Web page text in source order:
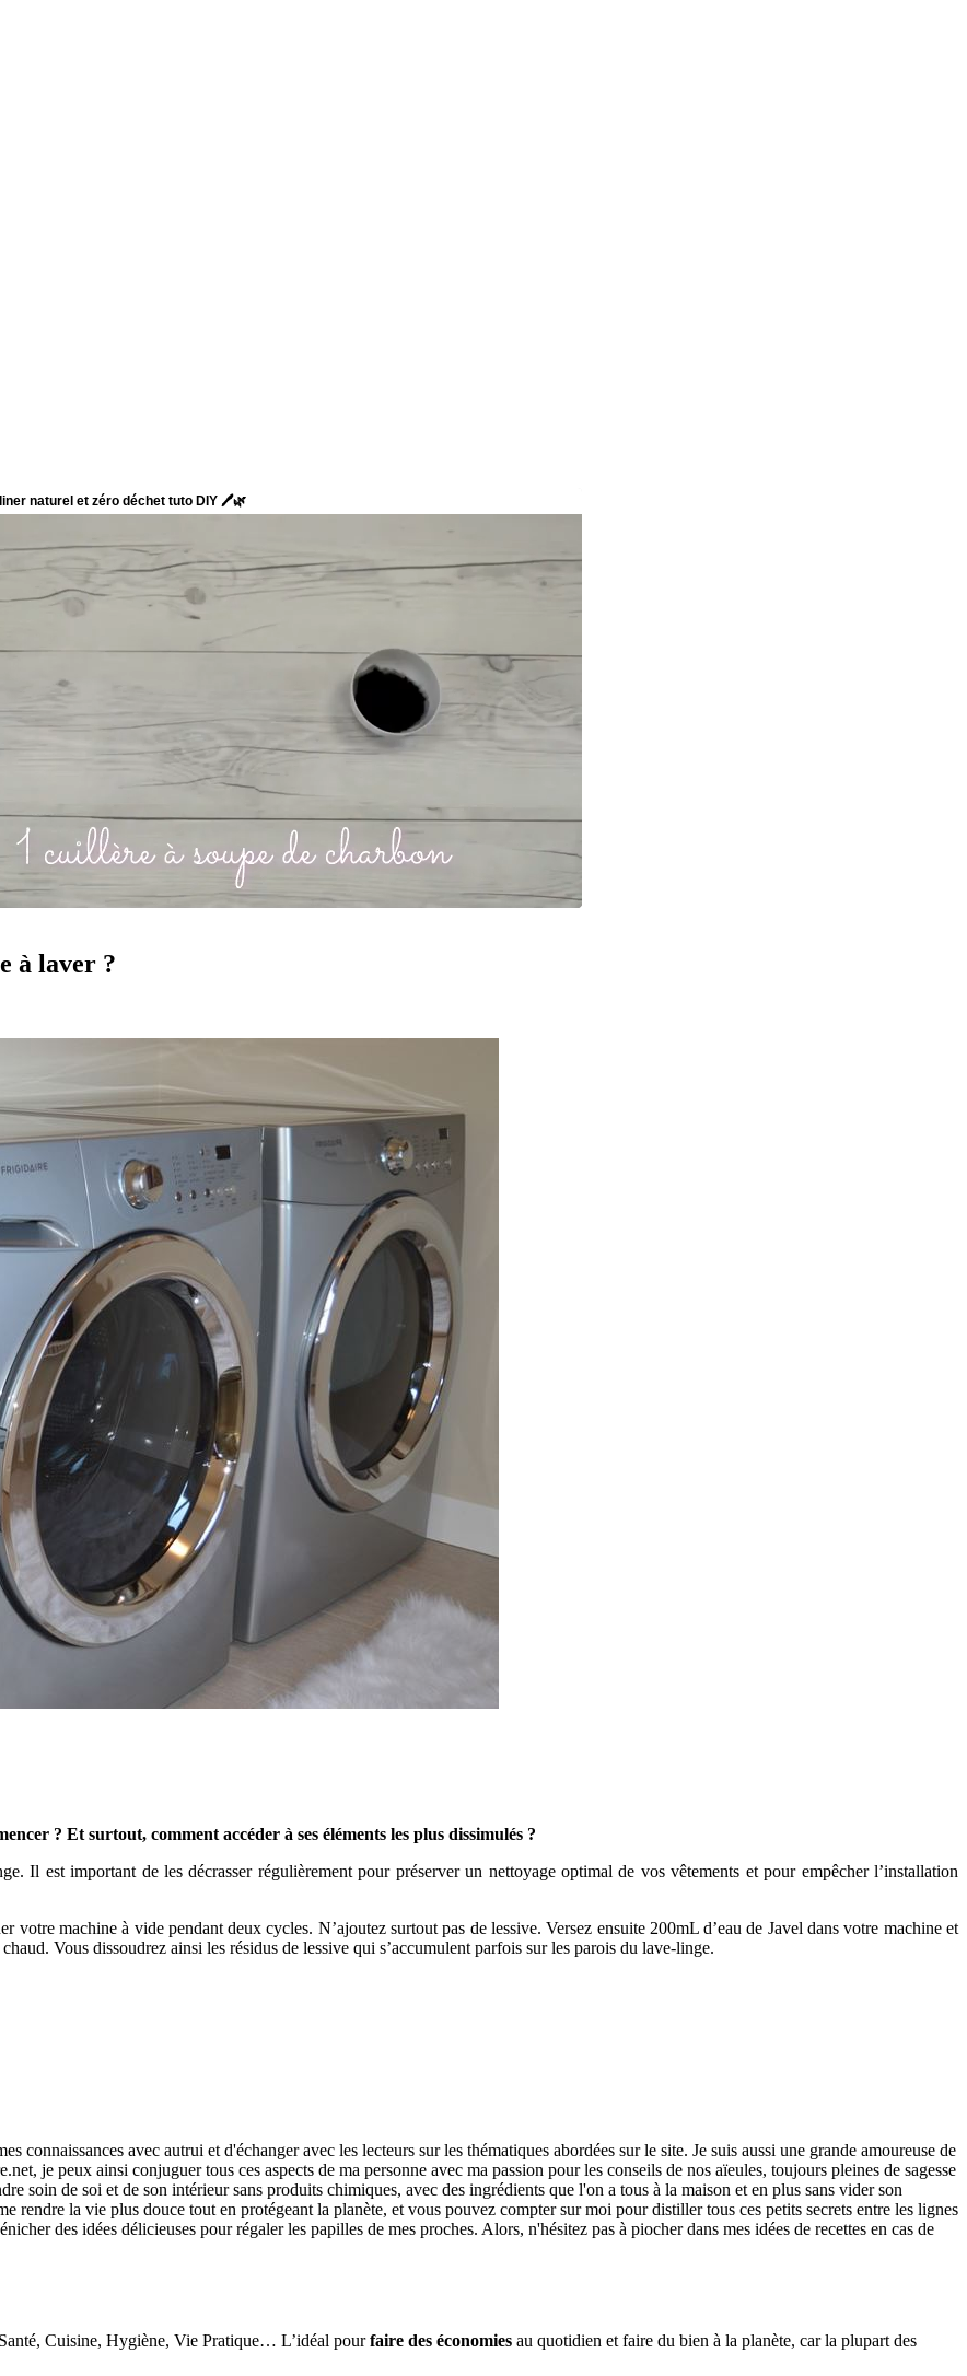
à laver ?
? Et surtout, comment accéder à ses éléments les plus dissimulés ?
Il est important de les décrasser régulièrement pour préserver un nettoyage optimal de vos vêtements et pour empêcher l’installation
votre machine à vide pendant deux cycles. N’ajoutez surtout pas de lessive. Versez ensuite 200mL d’eau de Javel dans votre machine et
Vous dissoudrez ainsi les résidus de lessive qui s’accumulent parfois sur les parois du lave-linge.
connaissances avec autrui et d'échanger avec les lecteurs sur les thématiques abordées sur le site. Je suis aussi une grande amoureuse de
je peux ainsi conjuguer tous ces aspects de ma personne avec ma passion pour les conseils de nos aïeules, toujours pleines de sagesse
soin de soi et de son intérieur sans produits chimiques, avec des ingrédients que l'on a tous à la maison et en plus sans vider son
rendre la vie plus douce tout en protégeant la planète, et vous pouvez compter sur moi pour distiller tous ces petits secrets entre les lignes
des idées délicieuses pour régaler les papilles de mes proches. Alors, n'hésitez pas à piocher dans mes idées de recettes en cas de
Cuisine, Hygiène, Vie Pratique… L’idéal pourfaire des économies au quotidien et faire du bien à la planète, car la plupart des